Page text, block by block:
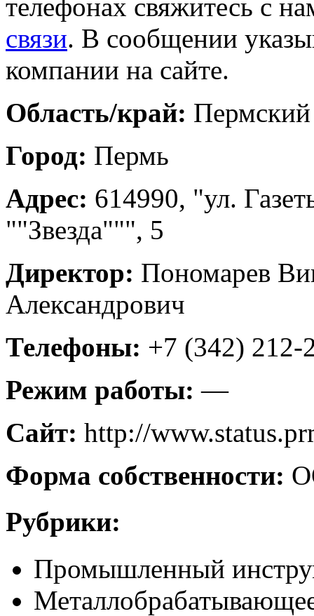
телефонах свяжитесь с
связи. В сообщении
компании на сайте.
Область/край:
Город: Пермь
Адрес: 614990, "ул.
""Звезда""", 5
Директор: Пономарев
Александрович
Телефоны: +7 (342) 212-
Режим работы:—
Сайт: http://
Форма собственности:
Рубрики:
Промышленный